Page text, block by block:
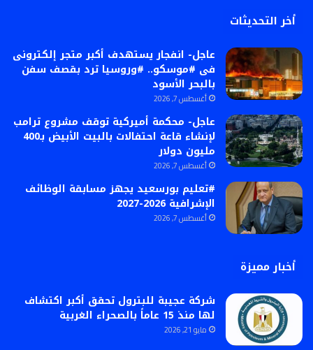
أخر التحديثات
عاجل- انفجار يستهدف أكبر متجر إلكترونى
فى #موسكو.. #وروسيا ترد بقصف سفن
بالبحر الأسود
أغسطس 7, 2026
عاجل- محكمة أميركية توقف مشروع ترامب
لإنشاء قاعة احتفالات بالبيت الأبيض بـ400
مليون دولار
أغسطس 7, 2026
#تعليم بورسعيد يجهز مسابقة الوظائف
الإشرافية 2026-2027
أغسطس 7, 2026
أخبار مميزة
شركة عجيبة للبترول تحقق أكبر اكتشاف
لها منذ 15 عاماً بالصحراء الغربية
مايو 21, 2026